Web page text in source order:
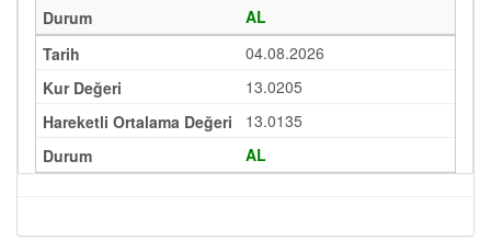
AL
04.08.2026
13.0205
13.0135
AL